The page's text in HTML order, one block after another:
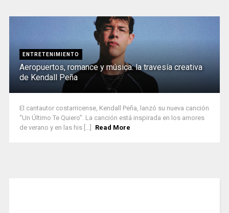
ENTRETENIMIENTO
Aeropuertos, romance y música: la travesía creativa
de Kendall Peña
El cantautor costarricense, Kendall Peña, lanzó su nueva canción
“Un Último Te Quiero”. La canción está inspirada en los amores
de verano y en las his [...]
Read More